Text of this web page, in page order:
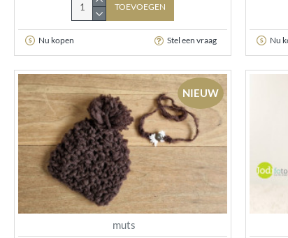
TOEVOEGEN
Nu kopen Stel een vraag Nu
NIEUW
muts